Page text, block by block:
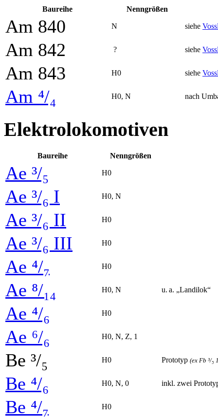
Baureihe Nenn­größen
Am 840 N siehe
Am 842 ? siehe
Am 843 H0 siehe
Am ⁴/₄ H0, N nach
Elektrolokomotiven
Baureihe Nenn­größen
Ae ³/₅ H0
Ae ³/₆ I H0, N
Ae ³/₆ II H0
Ae ³/₆ III H0
Ae ⁴/₇ H0
Ae ⁸/₁₄ H0, N u. a. „Landilok“
Ae ⁴/₆ H0
Ae ⁶/₆ H0, N, Z, 1
Be ³/₅ H0 Prototyp (ex Fb ³/₅
Be ⁴/₆ H0, N, 0 inkl. zwei
Be ⁴/₇ H0